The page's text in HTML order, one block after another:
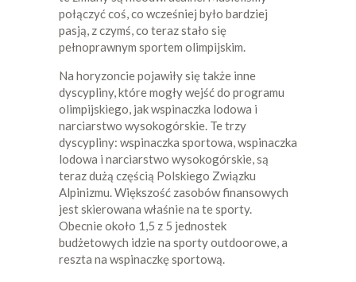
połączyć coś, co wcześniej było bardziej
pasją, z czymś, co teraz stało się
pełnoprawnym sportem olimpijskim.
Na horyzoncie pojawiły się także inne
dyscypliny, które mogły wejść do programu
olimpijskiego, jak wspinaczka lodowa i
narciarstwo wysokogórskie. Te trzy
dyscypliny: wspinaczka sportowa, wspinaczka
lodowa i narciarstwo wysokogórskie, są
teraz dużą częścią Polskiego Związku
Alpinizmu. Większość zasobów finansowych
jest skierowana właśnie na te sporty.
Obecnie około 1,5 z 5 jednostek
budżetowych idzie na sporty outdoorowe, a
reszta na wspinaczkę sportową.